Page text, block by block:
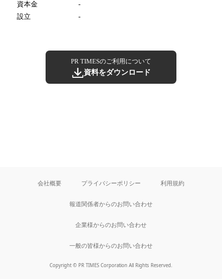
資本金
-
設立
-
PR TIMESのご利用について
資料をダウンロード
会社概要 プライバシーポリシー 利用規約
報道関係者からのお問い合わせ
企業様からのお問い合わせ
一般の皆様からのお問い合わせ
Copyright © PR TIMES Corporation All Rights Reserved.